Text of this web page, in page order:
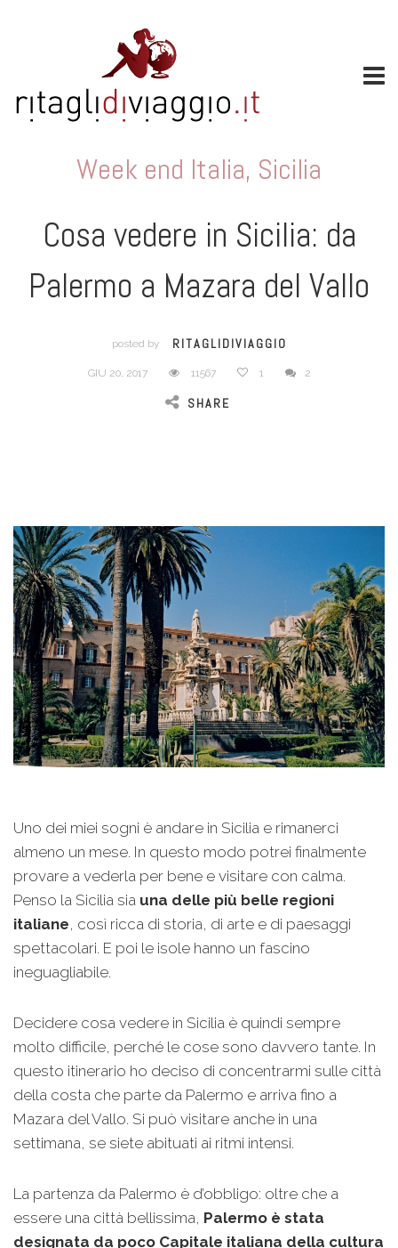
Week end Italia, Sicilia
Cosa vedere in Sicilia: da
Palermo a Mazara del Vallo
posted by RITAGLIDIVIAGGIO
GIU 20, 2017 11567 1 2
SHARE
Uno dei miei sogni è andare in Sicilia e rimanerci
almeno un mese. In questo modo potrei finalmente
provare a vederla per bene e visitare con calma.
Penso la Sicilia sia una delle più belle regioni
italiane, così ricca di storia, di arte e di paesaggi
spettacolari. E poi le isole hanno un fascino
ineguagliabile.
Decidere cosa vedere in Sicilia è quindi sempre
molto difficile, perché le cose sono davvero tante. In
questo itinerario ho deciso di concentrarmi sulle città
della costa che parte da Palermo e arriva fino a
Mazara del Vallo. Si può visitare anche in una
settimana, se siete abituati ai ritmi intensi.
La partenza da Palermo è d’obbligo: oltre che a
essere una città bellissima, Palermo è stata
designata da poco Capitale italiana della cultura